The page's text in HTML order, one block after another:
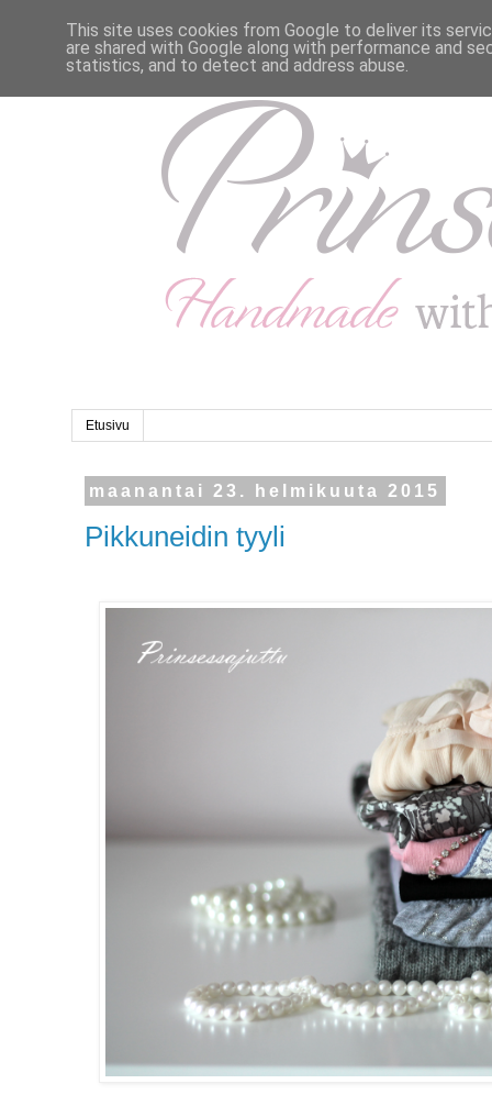
Etusivu
maanantai 23. helmikuuta 2015
Pikkuneidin tyyli
This site uses cookies from Google to deliver its
are shared with Google along with performance and
statistics, and to detect and address abuse.